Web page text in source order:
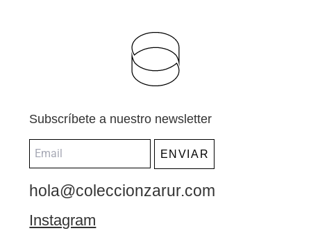
Subscríbete a nuestro newsletter
ENVIAR
hola@coleccionzarur.com
Instagram